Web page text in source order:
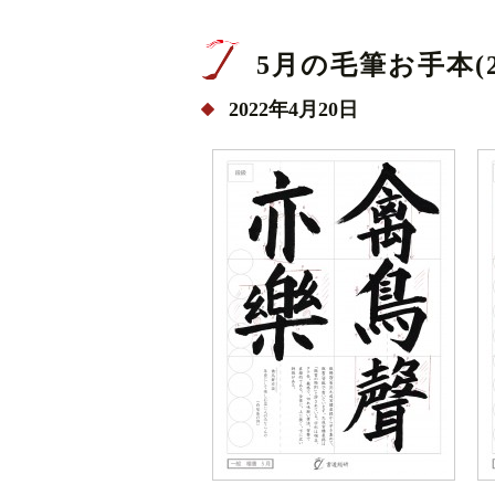
5月の毛筆お手本
2022年4月20日